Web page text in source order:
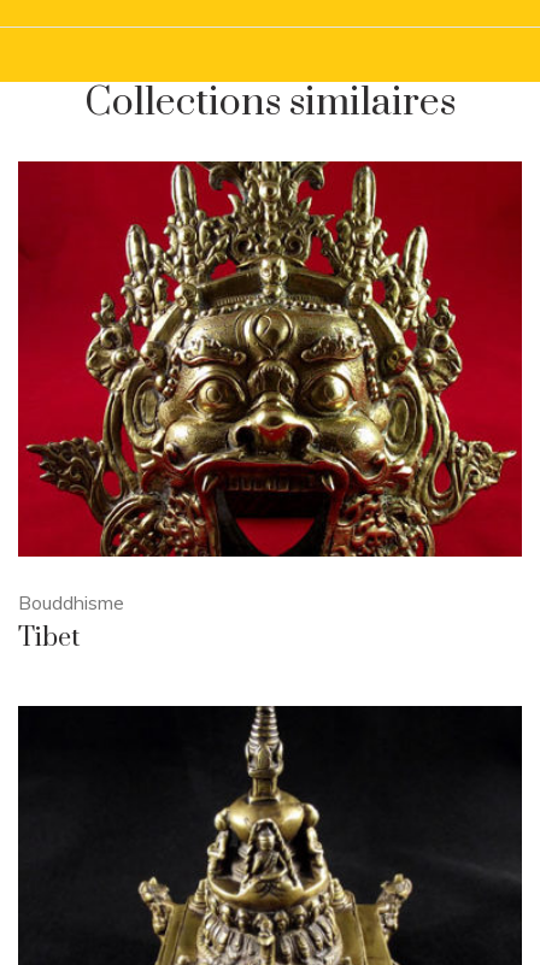
Collections similaires
Bouddhisme
Tibet